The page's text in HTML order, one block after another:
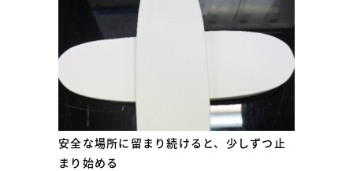
安全な場所に留まり続けると、少しずつ止
まり始める